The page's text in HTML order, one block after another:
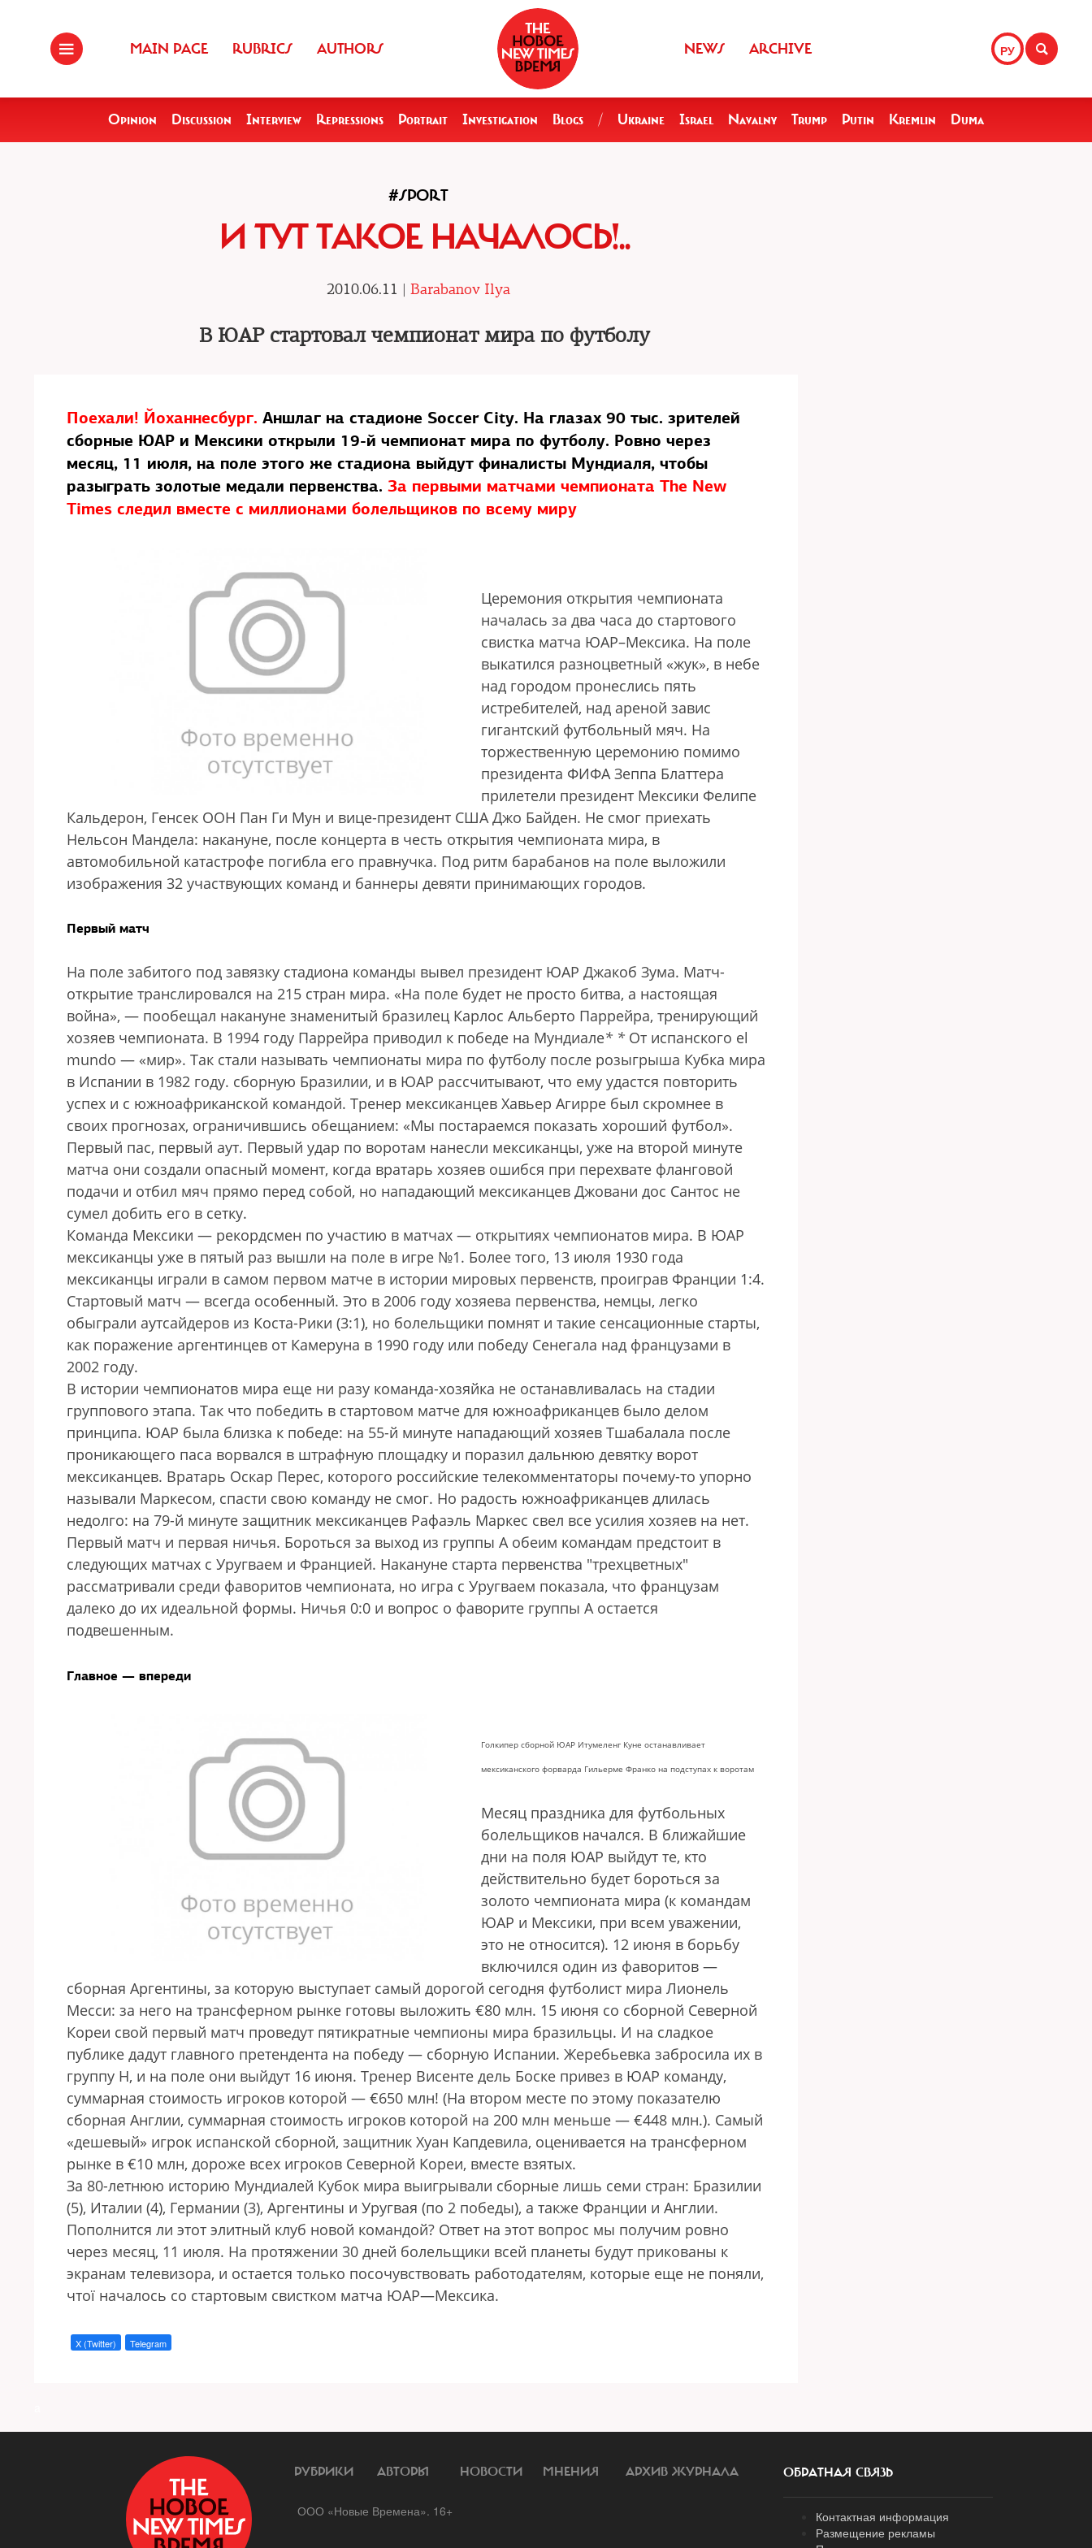
MAIN PAGE RUBRICS AUTHORS РУ
NEWS ARCHIVE
Opinion Discussion Interview Repressions Portrait Investigation Blogs / Ukraine Israel Navalny Trump Putin Kremlin Duma
#SPORT
И ТУТ ТАКОЕ НАЧАЛОСЬ!..
2010.06.11 | Barabanov Ilya
В ЮАР стартовал чемпионат мира по футболу
Поехали! Йоханнесбург. Аншлаг на стадионе Soccer City. На глазах 90 тыс. зрителей
сборные ЮАР и Мексики открыли 19-й чемпионат мира по футболу. Ровно через
месяц, 11 июля, на поле этого же стадиона выйдут финалисты Мундиаля, чтобы
разыграть золотые медали первенства. За первыми матчами чемпионата The New
Times следил вместе с миллионами болельщиков по всему миру
Церемония открытия чемпионата
началась за два часа до стартового
свистка матча ЮАР–Мексика. На поле
выкатился разноцветный «жук», в небе
над городом пронеслись пять
истребителей, над ареной завис
гигантский футбольный мяч. На
торжественную церемонию помимо
президента ФИФА Зеппа Блаттера
прилетели президент Мексики Фелипе
Кальдерон, Генсек ООН Пан Ги Мун и вице-президент США Джо Байден. Не смог приехать
Нельсон Мандела: накануне, после концерта в честь открытия чемпионата мира, в
автомобильной катастрофе погибла его правнучка. Под ритм барабанов на поле выложили
изображения 32 участвующих команд и баннеры девяти принимающих городов.
Первый матч
На поле забитого под завязку стадиона коман­ды вывел президент ЮАР Джакоб Зума. Матч-
открытие транслировался на 215 стран мира. «На поле будет не просто битва, а настоящая
война», — пообещал накануне знаменитый бразилец Карлос Альберто Паррейра, тренирующий
хозяев чемпионата. В 1994 году Паррейра приводил к победе на Мундиале* * От испанского el
mundo — «мир». Так стали называть чемпионаты мира по футболу после розыгрыша Кубка мира
в Испании в 1982 году. сборную Бразилии, и в ЮАР рассчитывают, что ему удастся повторить
успех и с южноафриканской командой. Тренер мексиканцев Хавьер Агирре был скромнее в
своих прогнозах, ограничившись обещанием: «Мы постараемся показать хороший футбол».
Первый пас, первый аут. Первый удар по воротам нанесли мексиканцы, уже на второй минуте
матча они создали опасный момент, когда вратарь хозяев ошибся при перехвате фланговой
подачи и отбил мяч прямо перед собой, но нападающий мексиканцев Джовани дос Сантос не
сумел добить его в сетку.
Команда Мексики — рекордсмен по участию в матчах — открытиях чемпионатов мира. В ЮАР
мексиканцы уже в пятый раз вышли на поле в игре №1. Более того, 13 июля 1930 года
мексиканцы играли в самом первом матче в истории мировых первенств, проиграв Франции 1:4.
Стартовый матч — всегда особенный. Это в 2006 году хозяева первенства, немцы, легко
обыграли аутсайдеров из Коста-Рики (3:1), но болельщики помнят и такие сенсационные старты,
как поражение аргентинцев от Камеруна в 1990 году или победу Сенегала над французами в
2002 году.
В истории чемпионатов мира еще ни разу команда-хозяйка не останавливалась на стадии
группового этапа. Так что победить в стартовом матче для южноафриканцев было делом
принципа. ЮАР была близка к победе: на 55-й минуте нападающий хозяев Тшабалала после
проникающего паса ворвался в штрафную площадку и поразил дальнюю девятку ворот
мексиканцев. Вратарь Оскар Перес, которого российские телекомментаторы почему-то упорно
называли Маркесом, спасти свою команду не смог. Но радость южноафриканцев длилась
недолго: на 79-й минуте защитник мексиканцев Рафаэль Маркес свел все усилия хозяев на нет.
Первый матч и первая ничья. Бороться за выход из группы А обеим командам предстоит в
следующих матчах с Уругваем и Францией. Накануне старта первенства "трехцветных"
рассматривали среди фаворитов чемпионата, но игра с Уругваем показала, что французам
далеко до их идеальной формы. Ничья 0:0 и вопрос о фаворите группы А остается
подвешенным.
Главное — впереди
Голкипер сборной ЮАР Итумеленг Куне останавливает
мексиканского форварда Гильерме Франко на подступах к воротам
Месяц праздника для футбольных
болельщиков начался. В ближайшие
дни на поля ЮАР выйдут те, кто
действительно будет бороться за
золото чемпионата мира (к командам
ЮАР и Мексики, при всем уважении,
это не относится). 12 июня в борьбу
включился один из фаворитов —
сборная Аргентины, за которую выступает самый дорогой сегодня футболист мира Лионель
Месси: за него на трансферном рынке готовы выложить €80 млн. 15 июня со сборной Северной
Кореи свой первый матч проведут пятикратные чемпионы мира бразильцы. И на сладкое
публике дадут главного претендента на победу — сборную Испании. Жеребьевка забросила их в
группу H, и на поле они выйдут 16 июня. Тренер Висенте дель Боске привез в ЮАР команду,
суммарная стоимость игроков которой — €650 млн! (На втором месте по этому показателю
сборная Англии, суммарная стоимость игроков которой на 200 млн меньше — €448 млн.). Самый
«дешевый» игрок испанской сборной, защитник Хуан Капдевила, оценивается на трансферном
рынке в €10 млн, дороже всех игроков Северной Кореи, вместе взятых.
За 80-летнюю историю Мундиалей Кубок мира выигрывали сборные лишь семи стран: Бразилии
(5), Италии (4), Германии (3), Аргентины и Уругвая (по 2 победы), а также Франции и Англии.
Пополнится ли этот элитный клуб новой командой? Ответ на этот вопрос мы получим ровно
через месяц, 11 июля. На протяжении 30 дней болельщики всей планеты будут прикованы к
экранам телевизора, и остается только посочувствовать работодателям, которые еще не поняли,
чтої началось со стартовым свистком матча ЮАР—Мексика.
X (Twitter) Telegram
РУБРИКИ АВТОРЫ НОВОСТИ МНЕНИЯ АРХИВ ЖУРНАЛА
ООО «Новые Времена». 16+
ОБРАТНАЯ СВЯЗЬ
Контактная информация
Размещение рекламы